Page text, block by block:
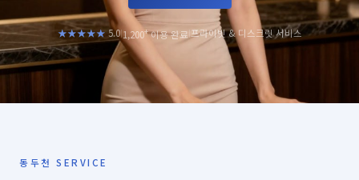
★★★★★5.0|1,200+이용 완료|프라이빗 & 디스크릿 서비스
동두천 SERVICE